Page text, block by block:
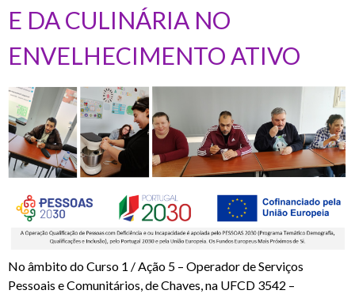
E DA CULINÁRIA NO
ENVELHECIMENTO ATIVO
No âmbito do Curso 1 / Ação 5 – Operador de Serviços
Pessoais e Comunitários, de Chaves, na UFCD 3542 –